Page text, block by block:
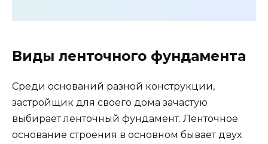
Виды ленточного фундамента
Среди оснований разной конструкции,
застройщик для своего дома зачастую
выбирает ленточный фундамент. Ленточное
основание строения в основном бывает двух